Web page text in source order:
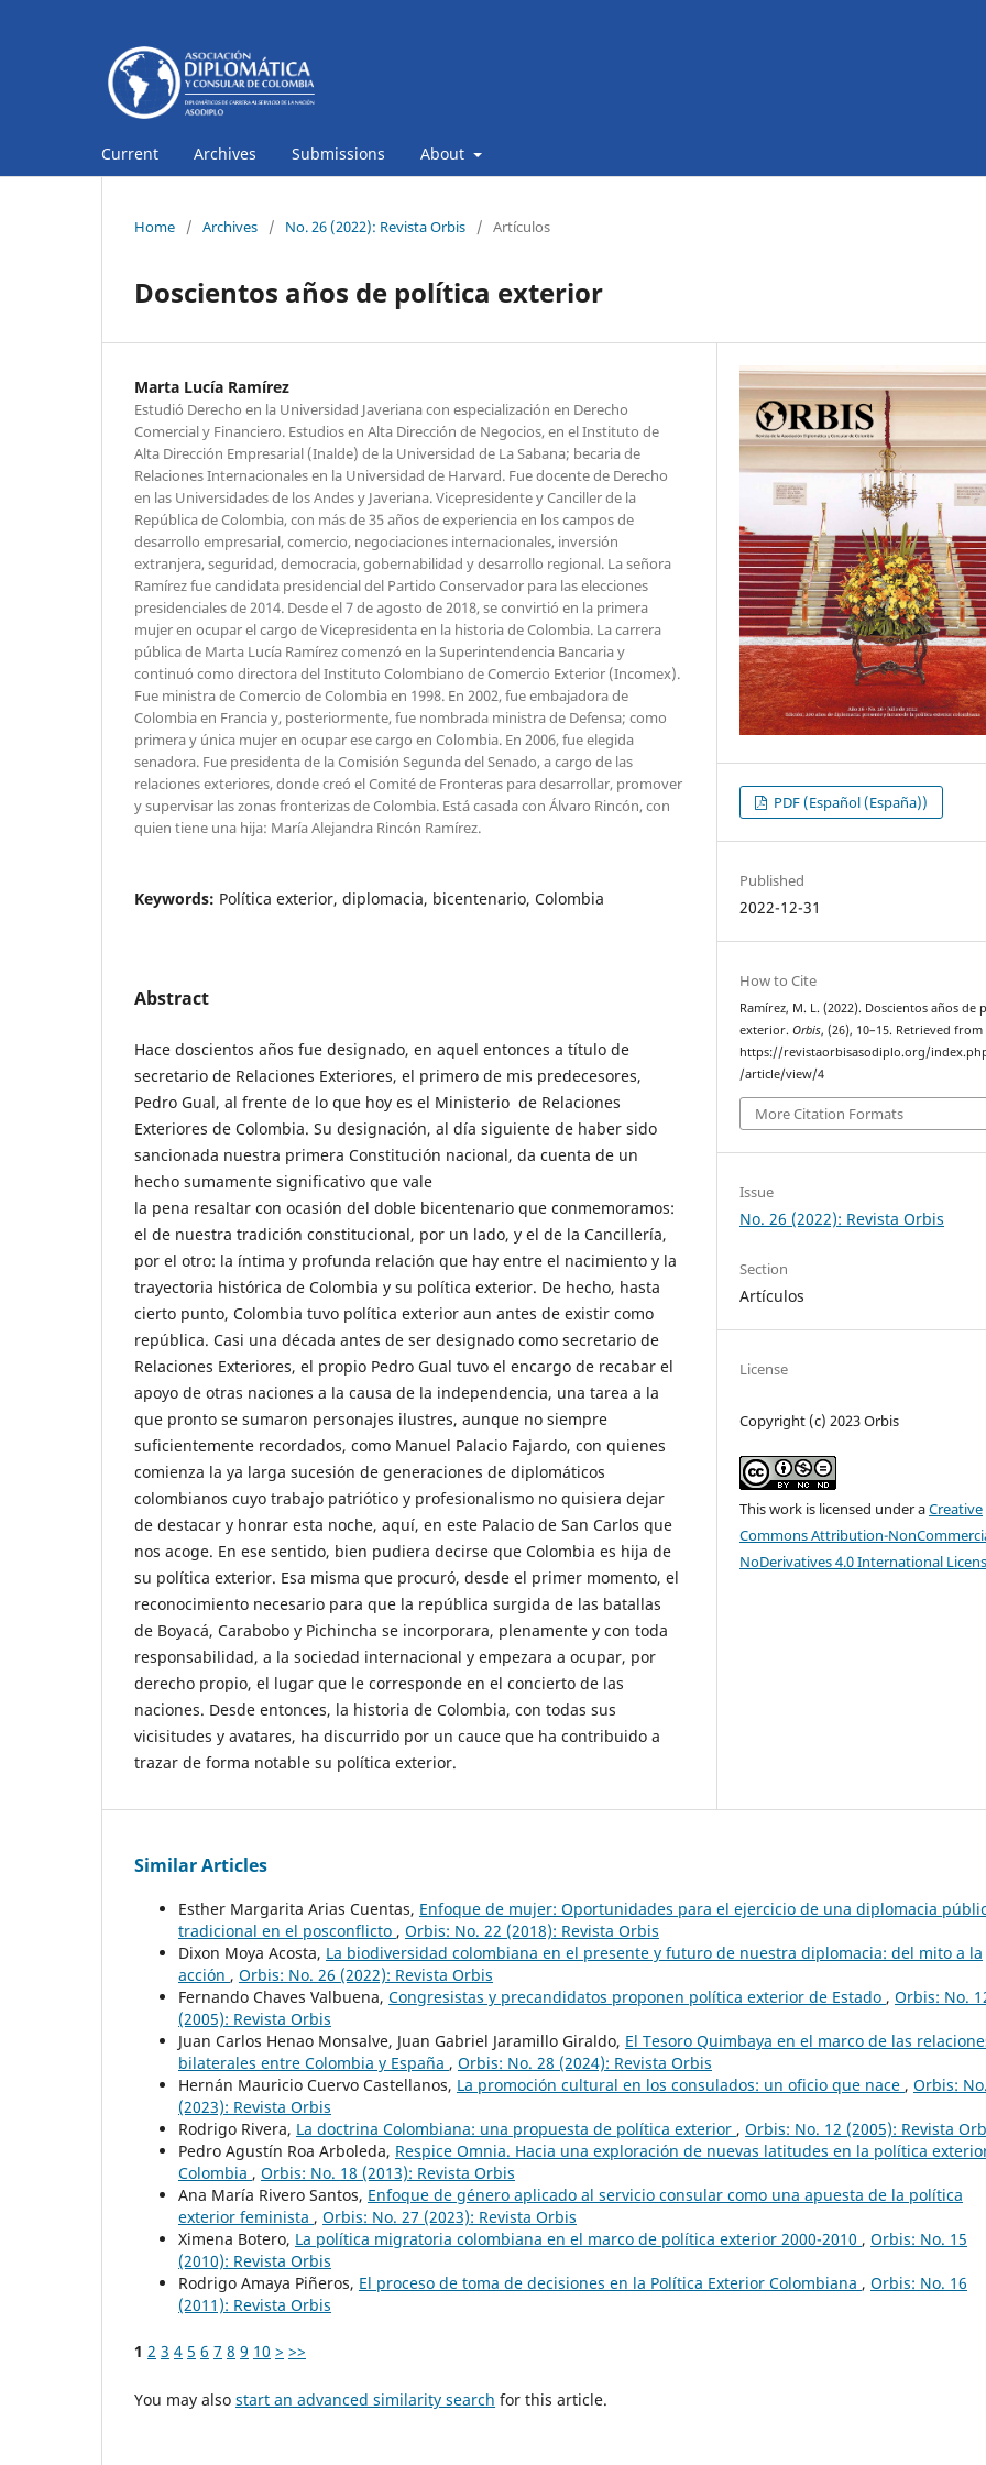
Current Archives Submissions About
Home / Archives / No. 26 (2022): Revista Orbis / Artículos
Doscientos años de política exterior
Marta Lucía Ramírez
Estudió Derecho en la Universidad Javeriana con especialización en Derecho
Comercial y Financiero. Estudios en Alta Dirección de Negocios, en el Instituto de
Alta Dirección Empresarial (Inalde) de la Universidad de La Sabana; becaria de
Relaciones Internacionales en la Universidad de Harvard. Fue docente de Derecho
en las Universidades de los Andes y Javeriana. Vicepresidente y Canciller de la
República de Colombia, con más de 35 años de experiencia en los campos de
desarrollo empresarial, comercio, negociaciones internacionales, inversión
extranjera, seguridad, democracia, gobernabilidad y desarrollo regional. La señora
Ramírez fue candidata presidencial del Partido Conservador para las elecciones
presidenciales de 2014. Desde el 7 de agosto de 2018, se convirtió en la primera
mujer en ocupar el cargo de Vicepresidenta en la historia de Colombia. La carrera
pública de Marta Lucía Ramírez comenzó en la Superintendencia Bancaria y
continuó como directora del Instituto Colombiano de Comercio Exterior (Incomex).
Fue ministra de Comercio de Colombia en 1998. En 2002, fue embajadora de
Colombia en Francia y, posteriormente, fue nombrada ministra de Defensa; como
primera y única mujer en ocupar ese cargo en Colombia. En 2006, fue elegida
senadora. Fue presidenta de la Comisión Segunda del Senado, a cargo de las
relaciones exteriores, donde creó el Comité de Fronteras para desarrollar, promover
y supervisar las zonas fronterizas de Colombia. Está casada con Álvaro Rincón, con
quien tiene una hija: María Alejandra Rincón Ramírez.
Keywords: Política exterior, diplomacia, bicentenario, Colombia
Abstract
Hace doscientos años fue designado, en aquel entonces a título de
secretario de Relaciones Exteriores, el primero de mis predecesores,
Pedro Gual, al frente de lo que hoy es el Ministerio de Relaciones
Exteriores de Colombia. Su designación, al día siguiente de haber sido
sancionada nuestra primera Constitución nacional, da cuenta de un
hecho sumamente significativo que vale
la pena resaltar con ocasión del doble bicentenario que conmemoramos:
el de nuestra tradición constitucional, por un lado, y el de la Cancillería,
por el otro: la íntima y profunda relación que hay entre el nacimiento y la
trayectoria histórica de Colombia y su política exterior. De hecho, hasta
cierto punto, Colombia tuvo política exterior aun antes de existir como
república. Casi una década antes de ser designado como secretario de
Relaciones Exteriores, el propio Pedro Gual tuvo el encargo de recabar el
apoyo de otras naciones a la causa de la independencia, una tarea a la
que pronto se sumaron personajes ilustres, aunque no siempre
suficientemente recordados, como Manuel Palacio Fajardo, con quienes
comienza la ya larga sucesión de generaciones de diplomáticos
colombianos cuyo trabajo patriótico y profesionalismo no quisiera dejar
de destacar y honrar esta noche, aquí, en este Palacio de San Carlos que
nos acoge. En ese sentido, bien pudiera decirse que Colombia es hija de
su política exterior. Esa misma que procuró, desde el primer momento, el
reconocimiento necesario para que la república surgida de las batallas
de Boyacá, Carabobo y Pichincha se incorporara, plenamente y con toda
responsabilidad, a la sociedad internacional y empezara a ocupar, por
derecho propio, el lugar que le corresponde en el concierto de las
naciones. Desde entonces, la historia de Colombia, con todas sus
vicisitudes y avatares, ha discurrido por un cauce que ha contribuido a
trazar de forma notable su política exterior.
PDF (Español (España))
Published
2022-12-31
How to Cite
Ramírez, M. L. (2022). Doscientos años de
exterior.Orbis, (26), 10–15. Retrieved from
https://revistaorbisasodiplo.org/
/article/view/4
More Citation Formats
Issue
No. 26 (2022): Revista Orbis
Section
Artículos
License
Copyright (c) 2023 Orbis
This work is licensed under aCreative
Commons Attribution-
NoDerivatives 4.0 International
Similar Articles
Esther Margarita Arias Cuentas, Enfoque de mujer: Oportunidades para el ejercicio de una diplomacia
tradicional en el posconflicto , Orbis: No. 22 (2018): Revista Orbis
Dixon Moya Acosta, La biodiversidad colombiana en el presente y futuro de nuestra diplomacia: del mito a la
acción , Orbis: No. 26 (2022): Revista Orbis
Fernando Chaves Valbuena, Congresistas y precandidatos proponen política exterior de Estado , Orbis: No.
(2005): Revista Orbis
Juan Carlos Henao Monsalve, Juan Gabriel Jaramillo Giraldo, El Tesoro Quimbaya en el marco de las
bilaterales entre Colombia y España , Orbis: No. 28 (2024): Revista Orbis
Hernán Mauricio Cuervo Castellanos, La promoción cultural en los consulados: un oficio que nace , Orbis:
(2023): Revista Orbis
Rodrigo Rivera, La doctrina Colombiana: una propuesta de política exterior , Orbis: No. 12 (2005): Revista
Pedro Agustín Roa Arboleda, Respice Omnia. Hacia una exploración de nuevas latitudes en la política
Colombia , Orbis: No. 18 (2013): Revista Orbis
Ana María Rivero Santos, Enfoque de género aplicado al servicio consular como una apuesta de la política
exterior feminista , Orbis: No. 27 (2023): Revista Orbis
Ximena Botero, La política migratoria colombiana en el marco de política exterior 2000-2010 , Orbis: No. 15
(2010): Revista Orbis
Rodrigo Amaya Piñeros, El proceso de toma de decisiones en la Política Exterior Colombiana , Orbis: No. 16
(2011): Revista Orbis
1 2 3 4 5 6 7 8 9 10 > >>
You may also start an advanced similarity search for this article.